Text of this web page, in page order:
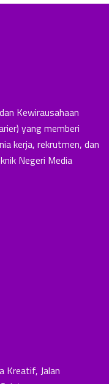
Kewirausahaan
yang memberi
kerja, rekrutmen, dan
Negeri Media
Kreatif, Jalan